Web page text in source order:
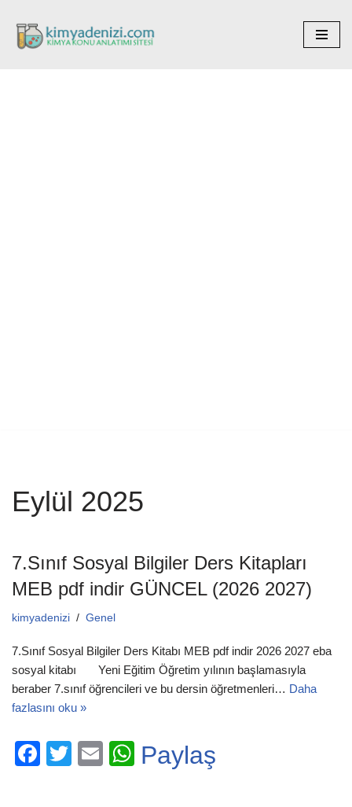
İçeriğe
Eylül 2025
7.Sınıf Sosyal Bilgiler Ders Kitapları
MEB pdf indir GÜNCEL (2026 2027)
kimyadenizi Genel
7.Sınıf Sosyal Bilgiler Ders Kitabı MEB pdf indir 2026 2027 eba
sosyal kitabı Yeni Eğitim Öğretim yılının başlamasıyla
beraber 7.sınıf öğrencileri ve bu dersin öğretmenleri… Daha
fazlasını oku »
F
T
E
W
Paylaş